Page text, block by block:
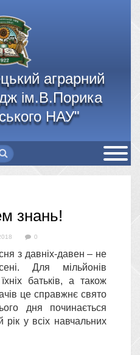
аграрний
ім.В.Порика
НАУ"
знань!
0
з давніх-давен – не
Для мільйонів
батьків, а також
це справжнє свято
дня починається
рік у всіх навчальних